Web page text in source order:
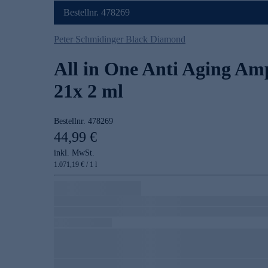
Bestellnr. 478269
Peter Schmidinger Black Diamond
All in One Anti Aging
21x 2 ml
Bestellnr. 478269
44,99 €
inkl. MwSt.
1.071,19 € / 1 l